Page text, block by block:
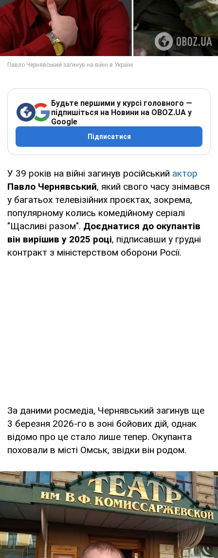
Будьте першими у курсі головного —
підпишіться на Новини на OBOZ.UA у
Google
Підписатися
У 39 років на війні загинув російський актор
Павло Чернявський, який свого часу знімався
у багатьох телевізійних проєктах, зокрема,
популярному колись комедійному серіалі
"Щасливі разом". Доєднатися до окупантів
він вирішив у 2025 році, підписавши у грудні
контракт з міністерством оборони Росії.
За даними росмедіа, Чернявський загинув ще
3 березня 2026-го в зоні бойових дій, однак
відомо про це стало лише тепер. Окупанта
поховали в місті Омськ, звідки він родом.